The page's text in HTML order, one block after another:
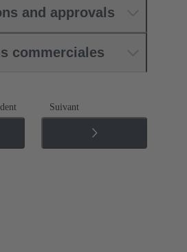
and approvals
commerciales
Suivant